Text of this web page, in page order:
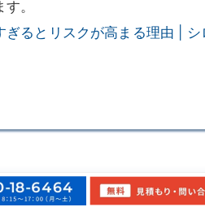
。
るとリスクが高まる理由 | シ